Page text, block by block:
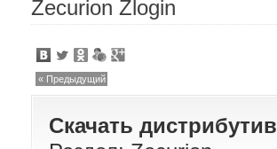
Zecurion Zlogin
« Предыдущий
Скачать дистрибутив